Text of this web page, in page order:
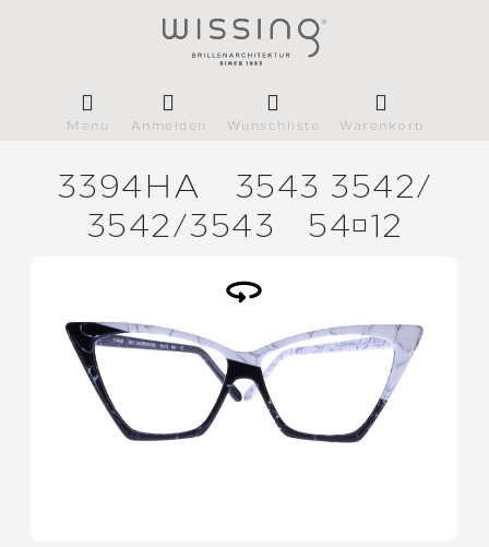
Menü Anmelden Wunschliste Warenkorb
3394HA
3543 3542/
3542/3543 5412